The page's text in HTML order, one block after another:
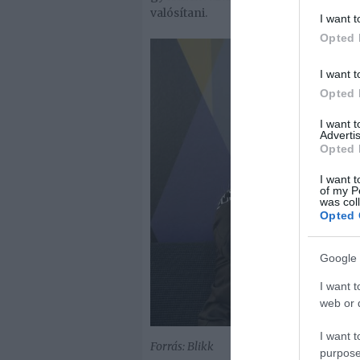
I want
Opted
I want
Opted
I want
Opted
I want
of my
was
Opted
Google
I want
web or
I want
valósítani.
Forrás: Blikk